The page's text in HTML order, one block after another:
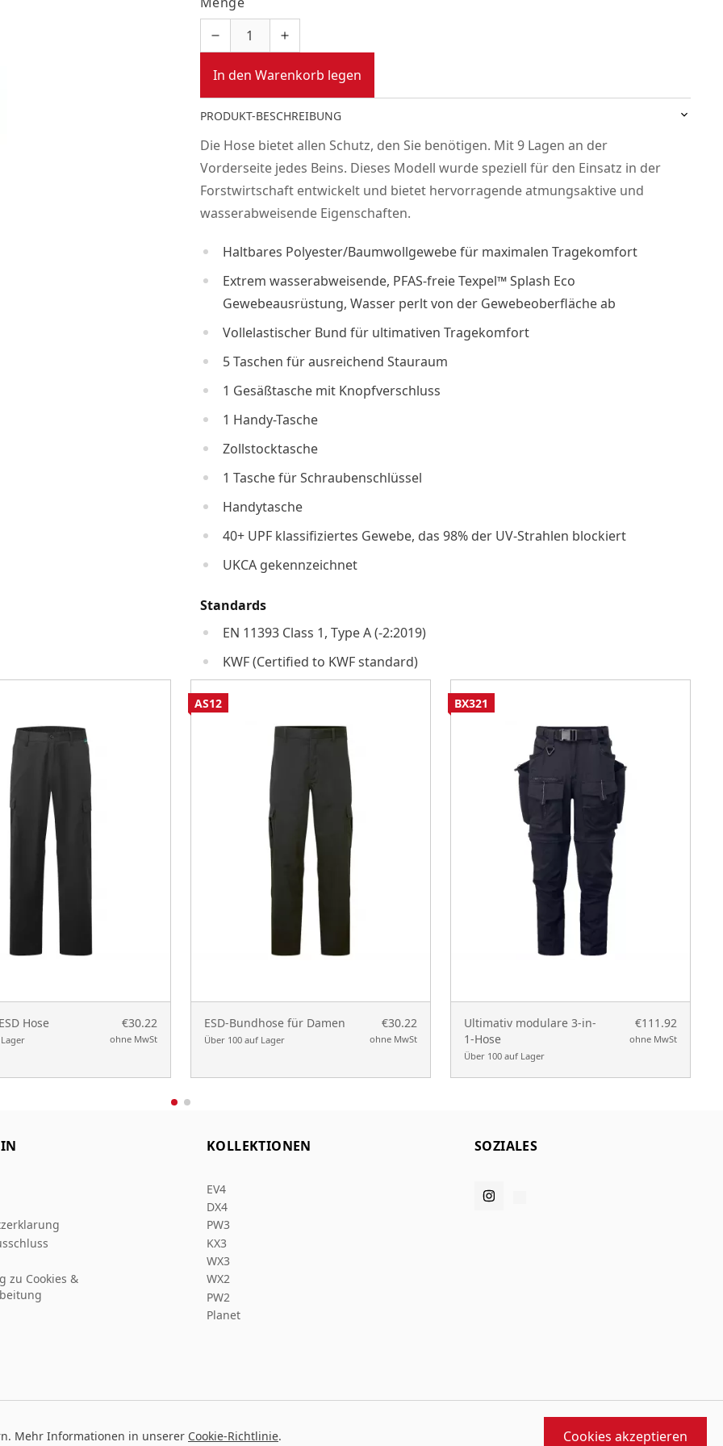
In den Warenkorb legen
PRODUKT-BESCHREIBUNG
Die Hose bietet allen Schutz, den Sie benötigen. Mit 9 Lagen an der
Vorderseite jedes Beins. Dieses Modell wurde speziell für den Einsatz in der
Forstwirtschaft entwickelt und bietet hervorragende atmungsaktive und
wasserabweisende Eigenschaften.
Haltbares Polyester/Baumwollgewebe für maximalen Tragekomfort
Extrem wasserabweisende, PFAS-freie Texpel™ Splash Eco
Gewebeausrüstung, Wasser perlt von der Gewebeoberfläche ab
Vollelastischer Bund für ultimativen Tragekomfort
5 Taschen für ausreichend Stauraum
1 Gesäßtasche mit Knopfverschluss
1 Handy-Tasche
Zollstocktasche
1 Tasche für Schraubenschlüssel
Handytasche
40+ UPF klassifiziertes Gewebe, das 98% der UV-Strahlen blockiert
UKCA gekennzeichnet
Standards
EN 11393 Class 1, Type A (-2:2019)
KWF (Certified to KWF standard)
Hose €30.22
ohne MwSt
ESD-Bundhose für Damen
Über 100 auf Lager
€30.22
ohne MwSt
AS12
Ultimativ modulare 3-in-
1-Hose
Über 100 auf Lager
€111.92
ohne MwSt
BX321
zu Cookies &
KOLLEKTIONEN
EV4
DX4
PW3
KX3
WX3
WX2
PW2
Planet
SOZIALES
angetrieben von
Mehr Informationen in unserer Cookie-Richtlinie. Cookies akzeptieren